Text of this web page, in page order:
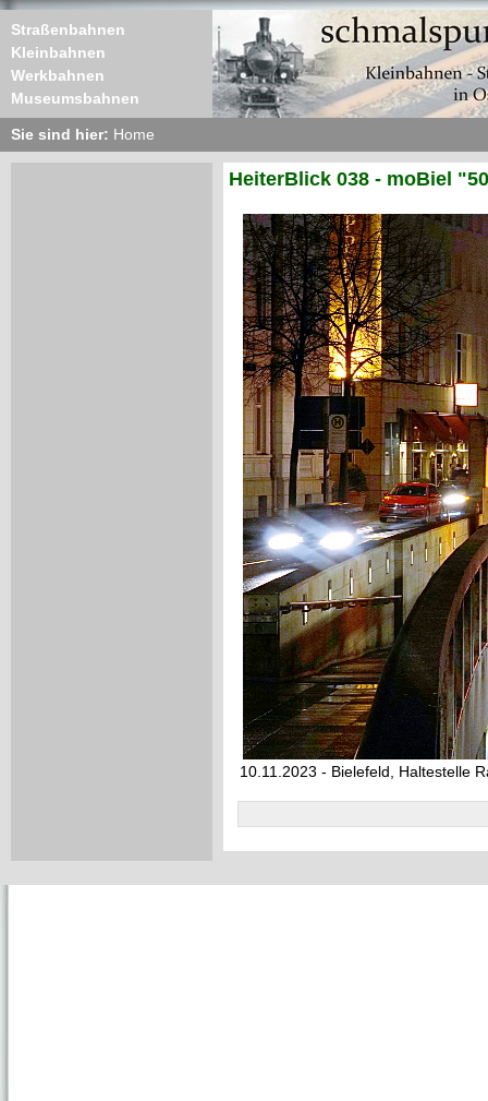
Straßenbahnen
Kleinbahnen
Werkbahnen
Museumsbahnen
Sie sind hier: Home
HeiterBlick 038 - moBiel
10.11.2023 - Bielefeld, Haltestelle